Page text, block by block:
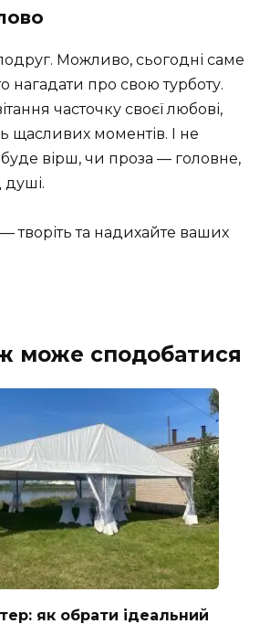
Можливо, сьогодні саме
нагадати про свою турботу.
часточку своєї любові,
щасливих моментів. І не
вірш, чи проза — головне,
душі.
творіть та надихайте ваших
може сподобатися
як обрати ідеальний